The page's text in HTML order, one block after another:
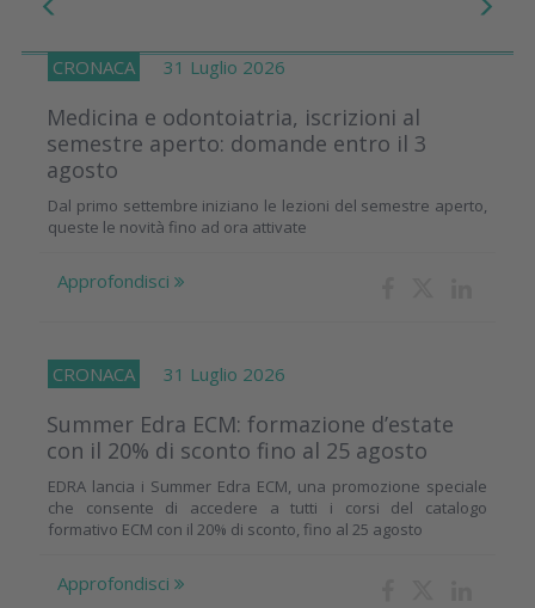
CRONACA 31 Luglio 2026
Medicina e odontoiatria, iscrizioni al
semestre aperto: domande entro il 3
agosto
Dal primo settembre iniziano le lezioni del semestre aperto,
queste le novità fino ad ora attivate
Approfondisci
CRONACA 31 Luglio 2026
Summer Edra ECM: formazione d’estate
con il 20% di sconto fino al 25 agosto
EDRA lancia i Summer Edra ECM, una promozione speciale
che consente di accedere a tutti i corsi del catalogo
formativo ECM con il 20% di sconto, fino al 25 agosto
Approfondisci